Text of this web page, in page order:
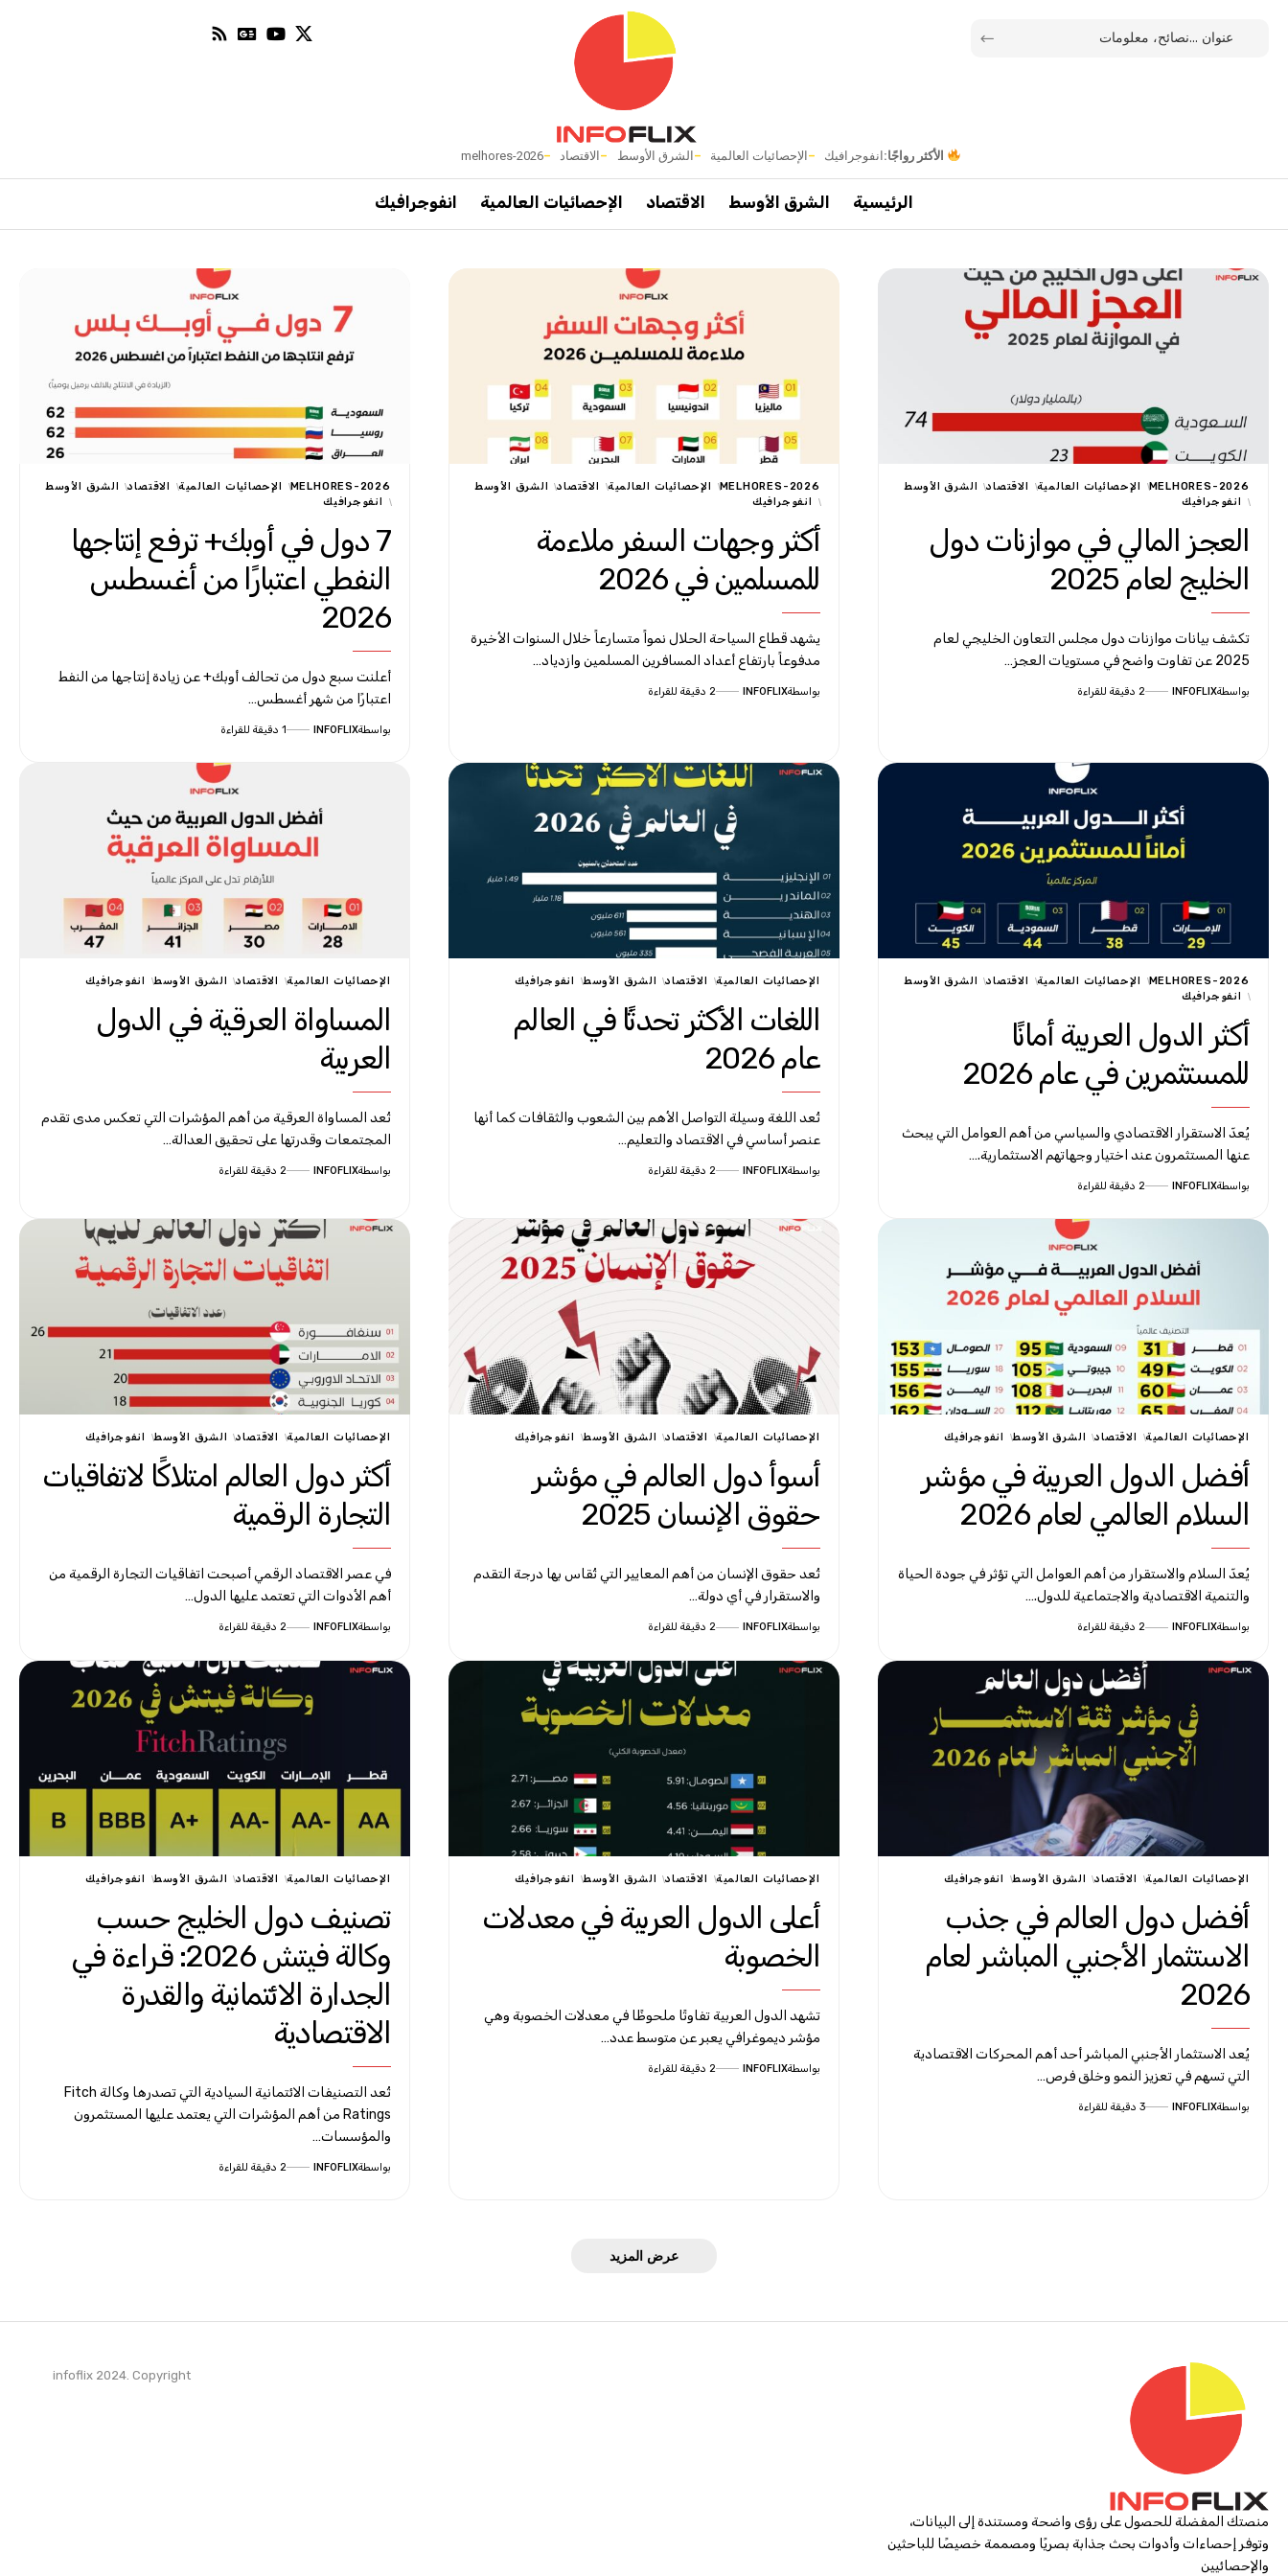
الأكثر رواجًا:انفوجرافيك الإحصائيات العالمية الشرق الأوسط الاقتصاد melhores-2026
الرئيسية الشرق الأوسط الاقتصاد الإحصائيات العالمية انفوجرافيك
MELHORES-2026 الإحصائيات العالمية الاقتصاد
الشرق الأوسط
انفوجرافيك
العجز المالي في موازنات دول
الخليج لعام 2025
تكشف بيانات موازنات دول مجلس التعاون الخليجي لعام
2025 عن تفاوت واضح في مستويات العجز…
بواسطةINFOFLIX 2 دقيقة للقراءة
MELHORES-2026 الإحصائيات العالمية الاقتصاد
الشرق الأوسط
انفوجرافيك
أكثر وجهات السفر ملاءمة
للمسلمين في 2026
يشهد قطاع السياحة الحلال نمواً متسارعاً خلال السنوات الأخيرة
مدفوعاً بارتفاع أعداد المسافرين المسلمين وازدياد…
بواسطةINFOFLIX 2 دقيقة للقراءة
MELHORES-2026 الإحصائيات العالمية الاقتصاد
الشرق الأوسط
انفوجرافيك
7 دول في أوبك+ ترفع إنتاجها
النفطي اعتبارًا من أغسطس
2026
أعلنت سبع دول من تحالف أوبك+ عن زيادة إنتاجها من النفط
اعتبارًا من شهر أغسطس…
بواسطةINFOFLIX 1 دقيقة للقراءة
MELHORES-2026 الإحصائيات العالمية الاقتصاد
الشرق الأوسط
انفوجرافيك
أكثر الدول العربية أمانًا
للمستثمرين في عام 2026
يُعدّ الاستقرار الاقتصادي والسياسي من أهم العوامل التي يبحث
عنها المستثمرون عند اختيار وجهاتهم الاستثمارية.…
بواسطةINFOFLIX 2 دقيقة للقراءة
الإحصائيات العالمية الاقتصاد الشرق الأوسط انفوجرافيك
اللغات الأكثر تحدثًا في العالم
عام 2026
تُعد اللغة وسيلة التواصل الأهم بين الشعوب والثقافات كما أنها
عنصر أساسي في الاقتصاد والتعليم…
بواسطةINFOFLIX 2 دقيقة للقراءة
الإحصائيات العالمية الاقتصاد الشرق الأوسط انفوجرافيك
المساواة العرقية في الدول
العربية
تُعد المساواة العرقية من أهم المؤشرات التي تعكس مدى تقدم
المجتمعات وقدرتها على تحقيق العدالة…
بواسطةINFOFLIX 2 دقيقة للقراءة
الإحصائيات العالمية الاقتصاد الشرق الأوسط انفوجرافيك
أفضل الدول العربية في مؤشر
السلام العالمي لعام 2026
يُعدّ السلام والاستقرار من أهم العوامل التي تؤثر في جودة الحياة
والتنمية الاقتصادية والاجتماعية للدول.…
بواسطةINFOFLIX 2 دقيقة للقراءة
الإحصائيات العالمية الاقتصاد الشرق الأوسط انفوجرافيك
أسوأ دول العالم في مؤشر
حقوق الإنسان 2025
تُعد حقوق الإنسان من أهم المعايير التي تُقاس بها درجة التقدم
والاستقرار في أي دولة…
بواسطةINFOFLIX 2 دقيقة للقراءة
الإحصائيات العالمية الاقتصاد الشرق الأوسط انفوجرافيك
أكثر دول العالم امتلاكًا لاتفاقيات
التجارة الرقمية
في عصر الاقتصاد الرقمي أصبحت اتفاقيات التجارة الرقمية من
أهم الأدوات التي تعتمد عليها الدول…
بواسطةINFOFLIX 2 دقيقة للقراءة
الإحصائيات العالمية الاقتصاد الشرق الأوسط انفوجرافيك
أفضل دول العالم في جذب
الاستثمار الأجنبي المباشر لعام
2026
يُعد الاستثمار الأجنبي المباشر أحد أهم المحركات الاقتصادية
التي تسهم في تعزيز النمو وخلق فرص…
بواسطةINFOFLIX 3 دقيقة للقراءة
الإحصائيات العالمية الاقتصاد الشرق الأوسط انفوجرافيك
أعلى الدول العربية في معدلات
الخصوبة
تشهد الدول العربية تفاوتًا ملحوظًا في معدلات الخصوبة وهي
مؤشر ديموغرافي يعبر عن متوسط عدد…
بواسطةINFOFLIX 2 دقيقة للقراءة
الإحصائيات العالمية الاقتصاد الشرق الأوسط انفوجرافيك
تصنيف دول الخليج حسب
وكالة فيتش 2026: قراءة في
الجدارة الائتمانية والقدرة
الاقتصادية
تُعد التصنيفات الائتمانية السيادية التي تصدرها وكالة Fitch
Ratings من أهم المؤشرات التي يعتمد عليها المستثمرون
والمؤسسات…
بواسطةINFOFLIX 2 دقيقة للقراءة
عرض المزيد
منصتك المفضلة للحصول على رؤى واضحة ومستندة إلى البيانات،
وتوفر إحصاءات وأدوات بحث جذابة بصريًا ومصممة خصيصًا للباحثين
والإحصائيين
infoflix 2024. Copyright